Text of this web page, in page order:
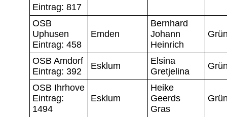
Eintrag: 817
OSB
Uphusen
Eintrag: 458
Emden
Bernhard
Johann
Heinrich
OSB Amdorf
Eintrag: 392
Esklum
Elsina
Gretjelina
OSB Ihrhove
Eintrag:
1494
Esklum
Heike
Geerds
Gras